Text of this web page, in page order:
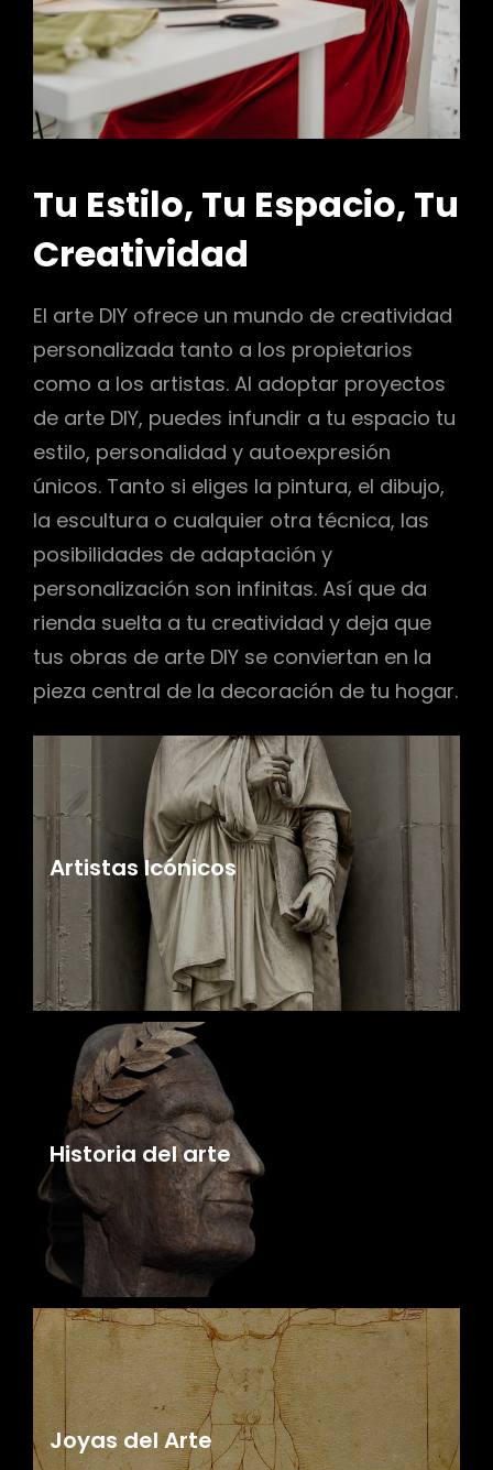
Tu Estilo, Tu Espacio, Tu
Creatividad
El arte DIY ofrece un mundo de creatividad
personalizada tanto a los propietarios
como a los artistas. Al adoptar proyectos
de arte DIY, puedes infundir a tu espacio tu
estilo, personalidad y autoexpresión
únicos. Tanto si eliges la pintura, el dibujo,
la escultura o cualquier otra técnica, las
posibilidades de adaptación y
personalización son infinitas. Así que da
rienda suelta a tu creatividad y deja que
tus obras de arte DIY se conviertan en la
pieza central de la decoración de tu hogar.
Artistas Icónicos
Historia del arte
Joyas del Arte